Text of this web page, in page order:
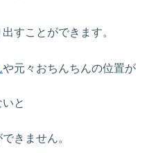
出すことができます。
や元々おちんちんの位置が
と
きません。